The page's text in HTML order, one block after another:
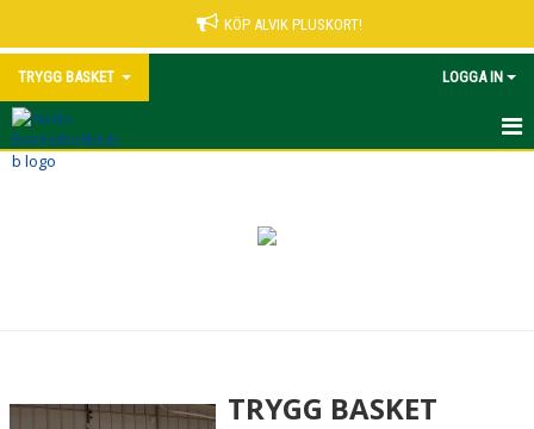
KÖP ALVIK PLUSKORT!
TRYGG BASKET LOGGA IN
TRYGG BASKET
TRYGG BASKET